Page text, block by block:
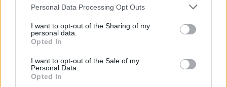
Personal Data Processing Opt Outs
I want to opt-out of the Sharing of my
personal data.
Opted In
I want to opt-out of the Sale of my
Personal Data.
Opted In
Sai da madeira e pode se alojar na pele
A R P
A
B
V